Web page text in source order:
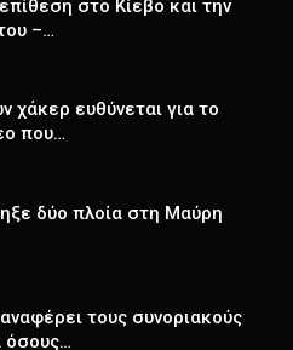
στο Κίεβο και την
–…
ευθύνεται για το
που…
δύο πλοία στη Μαύρη
τους συνοριακούς
όσους…